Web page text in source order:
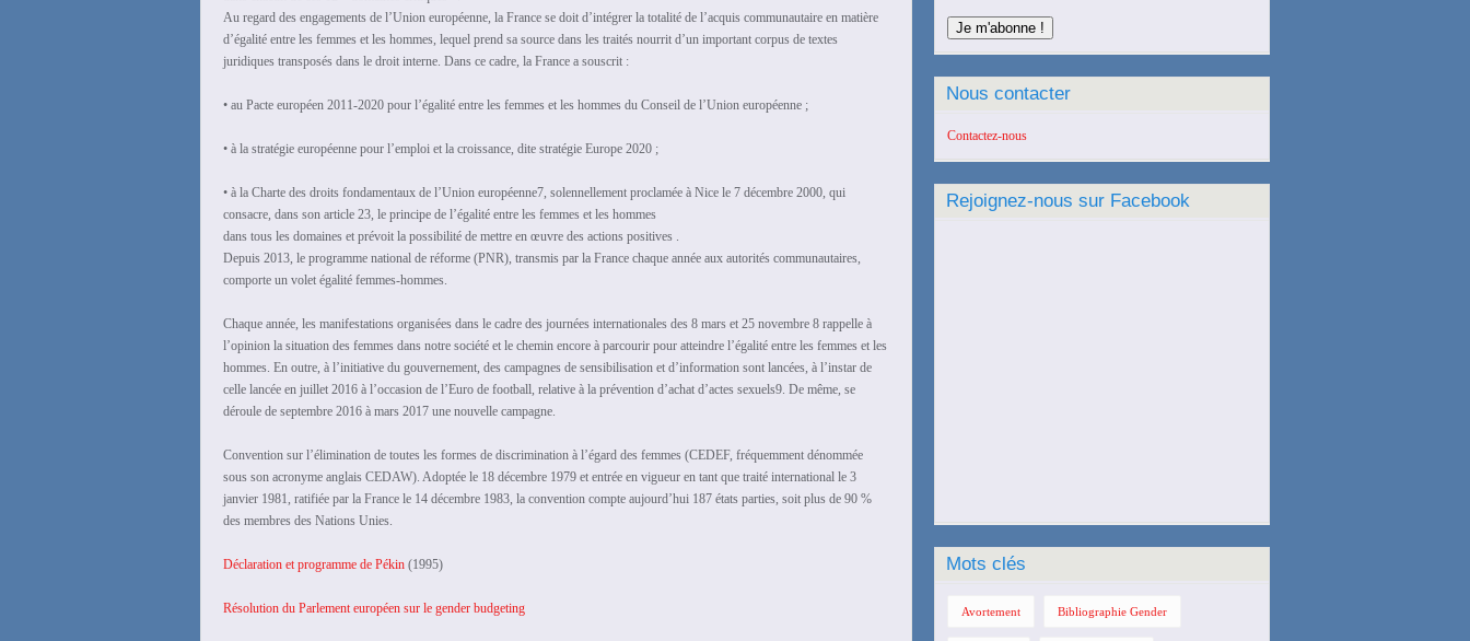
Au regard des engagements de l’Union européenne, la France se doit d’intégrer la totalité de l’acquis communautaire en matière
d’égalité entre les femmes et les hommes, lequel prend sa source dans les traités nourrit d’un important corpus de textes
juridiques transposés dans le droit interne. Dans ce cadre, la France a souscrit :
• au Pacte européen 2011-2020 pour l’égalité entre les femmes et les hommes du Conseil de l’Union européenne ;
• à la stratégie européenne pour l’emploi et la croissance, dite stratégie Europe 2020 ;
• à la Charte des droits fondamentaux de l’Union européenne7, solennellement proclamée à Nice le 7 décembre 2000, qui
consacre, dans son article 23, le principe de l’égalité entre les femmes et les hommes
dans tous les domaines et prévoit la possibilité de mettre en œuvre des actions positives .
Depuis 2013, le programme national de réforme (PNR), transmis par la France chaque année aux autorités communautaires,
comporte un volet égalité femmes-hommes.
Chaque année, les manifestations organisées dans le cadre des journées internationales des 8 mars et 25 novembre 8 rappelle à
l’opinion la situation des femmes dans notre société et le chemin encore à parcourir pour atteindre l’égalité entre les femmes et les
hommes. En outre, à l’initiative du gouvernement, des campagnes de sensibilisation et d’information sont lancées, à l’instar de
celle lancée en juillet 2016 à l’occasion de l’Euro de football, relative à la prévention d’achat d’actes sexuels9. De même, se
déroule de septembre 2016 à mars 2017 une nouvelle campagne.
Convention sur l’élimination de toutes les formes de discrimination à l’égard des femmes (CEDEF, fréquemment dénommée
sous son acronyme anglais CEDAW). Adoptée le 18 décembre 1979 et entrée en vigueur en tant que traité international le 3
janvier 1981, ratifiée par la France le 14 décembre 1983, la convention compte aujourd’hui 187 états parties, soit plus de 90 %
des membres des Nations Unies.
Déclaration et programme de Pékin (1995)
Résolution du Parlement européen sur le gender budgeting
Nous contacter
Contactez-nous
Rejoignez-nous sur Facebook
Mots clés
Avortement Bibliographie Gender